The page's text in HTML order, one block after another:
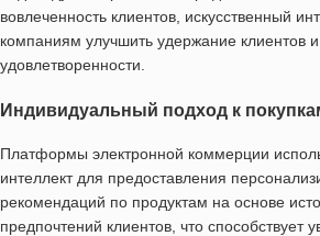
вовлеченность клиентов, искусственный
компаниям улучшить удержание клиентов
удовлетворенности.
Индивидуальный подход к
Платформы электронной коммерции
интеллект для предоставления
рекомендаций по продуктам на основе
предпочтений клиентов, что способствует